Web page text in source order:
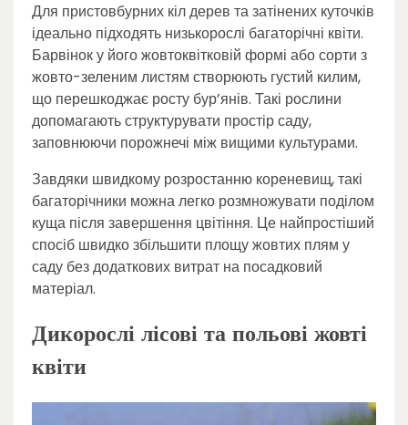
Для пристовбурних кіл дерев та затінених куточків
ідеально підходять низькорослі багаторічні квіти.
Барвінок у його жовтоквітковій формі або сорти з
жовто-зеленим листям створюють густий килим,
що перешкоджає росту бур’янів. Такі рослини
допомагають структурувати простір саду,
заповнюючи порожнечі між вищими культурами.
Завдяки швидкому розростанню кореневищ, такі
багаторічники можна легко розмножувати поділом
куща після завершення цвітіння. Це найпростіший
спосіб швидко збільшити площу жовтих плям у
саду без додаткових витрат на посадковий
матеріал.
Дикорослі лісові та польові жовті
квіти